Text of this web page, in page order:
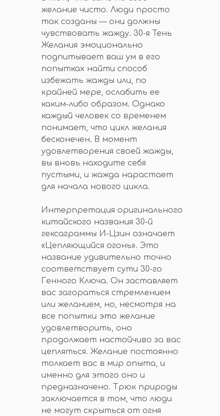
желание чисто. Люди просто
так созданы — они должны
чувствовать жажду. 30-я Тень
Желания эмоционально
подпитывает ваш ум в его
попытках найти способ
избежать жажды или, по
крайней мере, ослабить ее
каким-либо образом. Однако
каждый человек со временем
понимает, что цикл желания
бесконечен. В момент
удовлетворения своей жажды,
вы вновь находите себя
пустыми, и жажда нарастает
для начала нового цикла.
Интерпретация оригинального
китайского названия 30-й
гексаграммы И-Цзин означает
«Цепляющийся огонь». Это
название удивительно точно
соответствует сути 30-го
Генного Ключа. Он заставляет
вас загораться стремлением
или желанием, но, несмотря на
все попытки это желание
удовлетворить, оно
продолжает настойчиво за вас
цепляться. Желание постоянно
толкает вас в мир опыта, и
именно для этого оно и
предназначено. Трюк природы
заключается в том, что люди
не могут скрыться от огня